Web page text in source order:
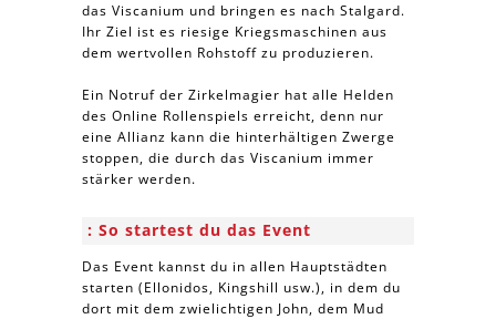
das Viscanium und bringen es nach Stalgard.
Ihr Ziel ist es riesige Kriegsmaschinen aus
dem wertvollen Rohstoff zu produzieren.
Ein Notruf der Zirkelmagier hat alle Helden
des Online Rollenspiels erreicht, denn nur
eine Allianz kann die hinterhältigen Zwerge
stoppen, die durch das Viscanium immer
stärker werden.
So startest du das Event
Das Event kannst du in allen Hauptstädten
starten (Ellonidos, Kingshill usw.), in dem du
dort mit dem zwielichtigen John, dem Mud